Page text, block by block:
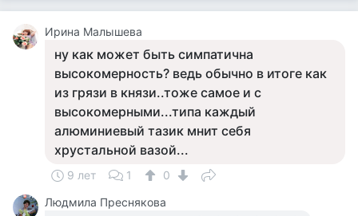
Ирина Малышева
ну как может быть симпатична
высокомерность? ведь обычно в итоге как
из грязи в князи..тоже самое и с
высокомерными...типа каждый
алюминиевый тазик мнит себя
хрустальной вазой...
9 лет 1
0
Людмила Преснякова